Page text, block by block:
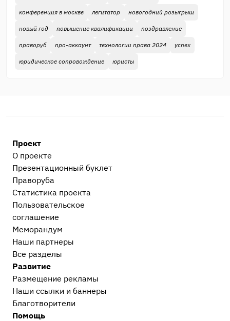
конференция в москве легитатор новогодний розыгрыш
новый год повышение квалификации поздравление
праворуб про-аккаунт технологии права 2024 успех
юридическое сопровождение юристы
Проект
О проекте
Презентационный букл​ет
Праворуба
Статистика проекта
Пользовательское
соглашение
Меморандум
Наши партнеры
Все разделы
Развитие
Размещение рекламы
Наши ссылки и баннеры
Благотворители
Помощь